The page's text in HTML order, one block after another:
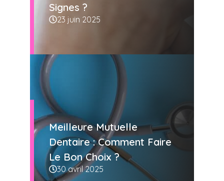
Signes ?
23 juin 2025
Meilleure Mutuelle
Dentaire : Comment Faire
Le Bon Choix ?
30 avril 2025